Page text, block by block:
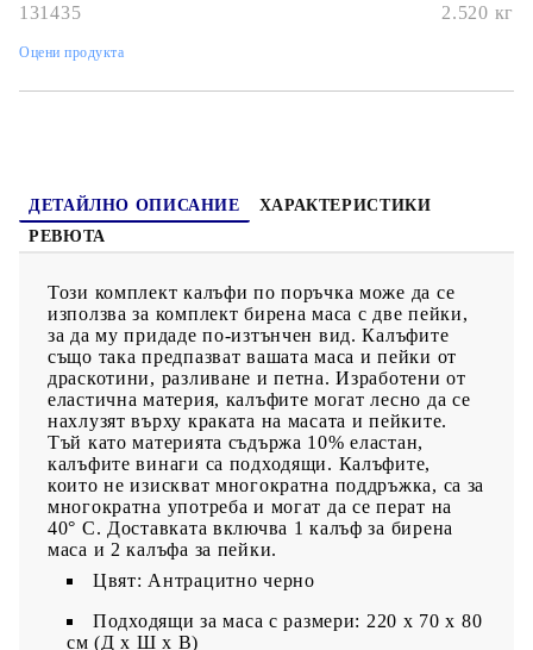
131435 2.520 кг
Оцени продукта
ДЕТАЙЛНО ОПИСАНИЕ
ХАРАКТЕРИСТИКИ
РЕВЮТА
Този комплект калъфи по поръчка може да се
използва за комплект бирена маса с две пейки,
за да му придаде по-изтънчен вид. Калъфите
също така предпазват вашата маса и пейки от
драскотини, разливане и петна. Изработени от
еластична материя, калъфите могат лесно да се
нахлузят върху краката на масата и пейките.
Тъй като материята съдържа 10% еластан,
калъфите винаги са подходящи. Калъфите,
които не изискват многократна поддръжка, са за
многократна употреба и могат да се перат на
40° C. Доставката включва 1 калъф за бирена
маса и 2 калъфа за пейки.
Цвят: Антрацитно черно
Подходящи за маса с размери: 220 х 70 х 80
cм (Д х Ш х В)